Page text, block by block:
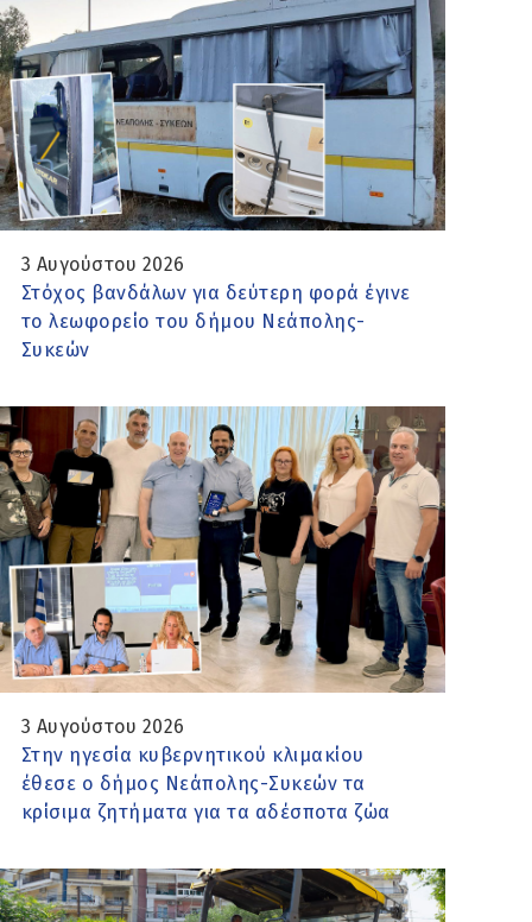
3 Αυγούστου 2026
Στόχος βανδάλων για δεύτερη φορά έγινε
το λεωφορείο του δήμου Νεάπολης-
Συκεών
3 Αυγούστου 2026
Στην ηγεσία κυβερνητικού κλιμακίου
έθεσε ο δήμος Νεάπολης-Συκεών τα
κρίσιμα ζητήματα για τα αδέσποτα ζώα